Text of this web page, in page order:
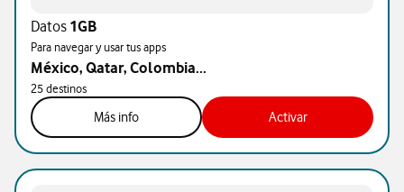
Datos 1GB
Para navegar y usar tus apps
México, Qatar, Colombia...
25 destinos
Más info Activar